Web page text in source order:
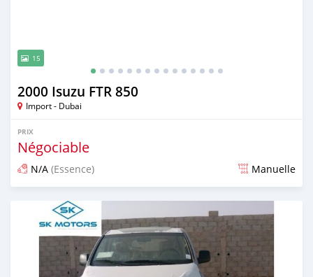
15
2000 Isuzu FTR 850
Import - Dubai
PRIX
Négociable
N/A (Essence) Manuelle
Publié il y a presque 6 ans